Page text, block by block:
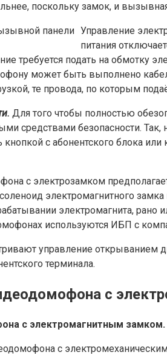
поскольку замок, и
Управление
питания
требуется подать на обмотку
может быть выполнено
те провода, по которым
Для того чтобы полностью
средствами безопасности.
с абонентского блока
с электрозамком
электромагнитного
электромагнита,
используются ИБП с
управление открыванием
терминала.
с
с электромагнитным замком.
с